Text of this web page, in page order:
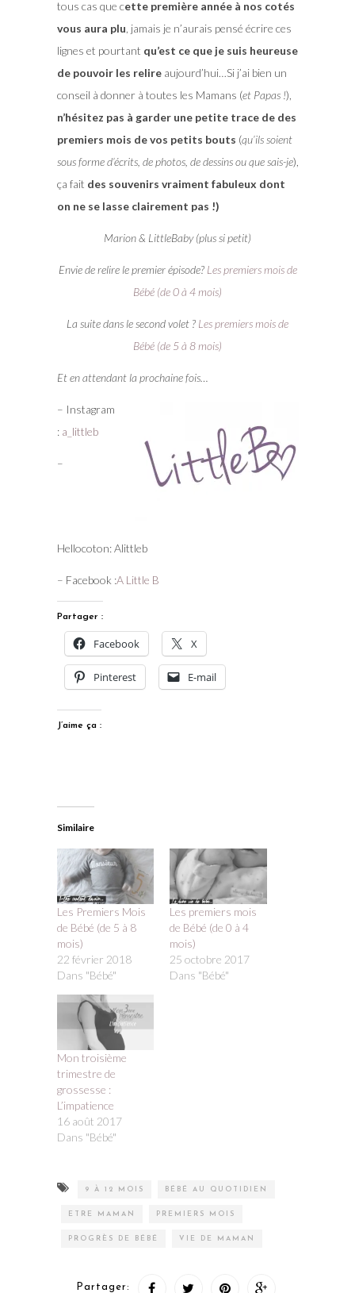
tous cas que cette première année à nos cotés
vous aura plu , jamais je n’aurais pensé écrire ces
lignes et pourtant qu’est ce que je suis heureuse
de pouvoir les relire aujourd’hui…Si j’ai bien un
conseil à donner à toutes les Mamans (et Papas !),
n’hésitez pas à garder une petite trace de des
premiers mois de vos petits bouts (qu’ils soient
sous forme d’écrits, de photos, de dessins ou que sais-je),
ça fait des souvenirs vraiment fabuleux dont
on ne se lasse clairement pas !)
Marion & LittleBaby (plus si petit)
Envie de relire le premier épisode? Les premiers mois de
Bébé (de 0 à 4 mois)
La suite dans le second volet ? Les premiers mois de
Bébé (de 5 à 8 mois)
Et en attendant la prochaine fois…
– Instagram
: a_littleb
–
Hellocoton: Alittleb
– Facebook :A Little B
Partager :
Facebook X
Pinterest E-mail
J’aime ça :
Similaire
Les Premiers Mois
de Bébé (de 5 à 8
mois)
22 février 2018
Dans "Bébé"
Les premiers mois
de Bébé (de 0 à 4
mois)
25 octobre 2017
Dans "Bébé"
Mon troisième
trimestre de
grossesse :
L’impatience
16 août 2017
Dans "Bébé"
9 À 12 MOIS BÉBÉ AU QUOTIDIEN
ETRE MAMAN PREMIERS MOIS
PROGRÈS DE BÉBÉ VIE DE MAMAN
Partager: